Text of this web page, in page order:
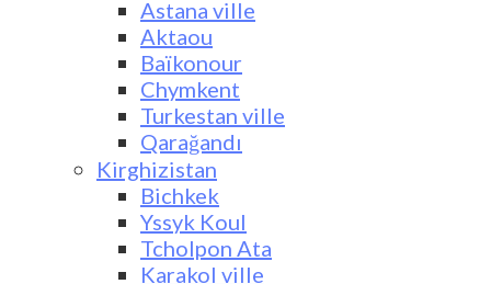
Astana ville
Aktaou
Baïkonour
Chymkent
Turkestan ville
Qarağandı
Kirghizistan
Bichkek
Yssyk Koul
Tcholpon Ata
Karakol ville